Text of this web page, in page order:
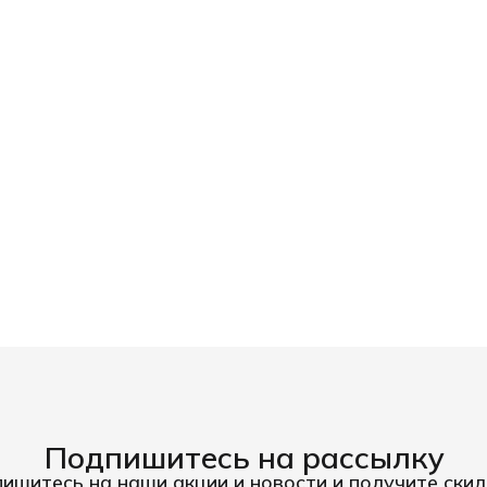
Подпишитесь на рассылку
на наши акции и новости и получите